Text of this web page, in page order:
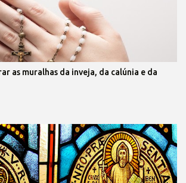
as muralhas da inveja, da calúnia e da